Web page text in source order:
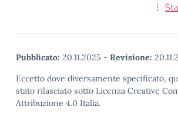
Pubblicato: 20.11.2025 - Revisione:
Eccetto dove diversamente specificato,
stato rilasciato sotto Licenza Creative
Attribuzione 4.0 Italia.